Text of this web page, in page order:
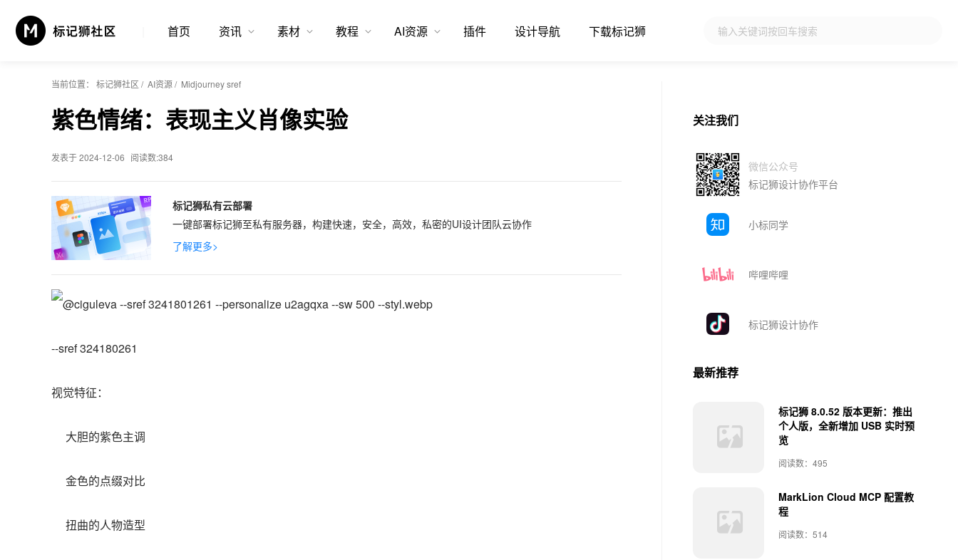
首页 资讯 素材 教程 AI资源 插件 设计导航 下载标记狮
当前位置： 标记狮社区 / AI资源/ Midjourney sref
紫色情绪：表现主义肖像实验
发表于 2024-12-06 阅读数:384
标记狮私有云部署
一键部署标记狮至私有服务器，构建快速，安全，高效，私密的UI设计团队云协作
了解更多>
--sref 324180261
视觉特征：
大胆的紫色主调
金色的点缀对比
扭曲的人物造型
关注我们
微信公众号
标记狮设计协作平台
小标同学
哔哩哔哩
标记狮设计协作
最新推荐
标记狮 8.0.52 版本更新：推出
个人版，全新增加 USB 实时预
览
阅读数：495
MarkLion Cloud MCP 配置教
程
阅读数：514